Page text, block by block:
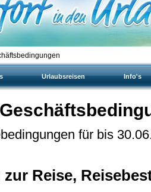
Urlaubsreisen Info's
für bis
Reise,